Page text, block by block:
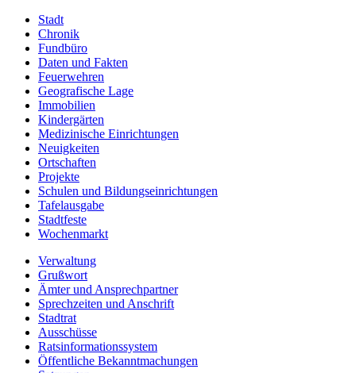
Stadt
Chronik
Fundbüro
Daten und Fakten
Feuerwehren
Geografische Lage
Immobilien
Kindergärten
Medizinische Einrichtungen
Neuigkeiten
Ortschaften
Projekte
Schulen und Bildungseinrichtungen
Tafelausgabe
Stadtfeste
Wochenmarkt
Verwaltung
Grußwort
Ämter und Ansprechpartner
Sprechzeiten und Anschrift
Stadtrat
Ausschüsse
Ratsinformationssystem
Öffentliche Bekanntmachungen